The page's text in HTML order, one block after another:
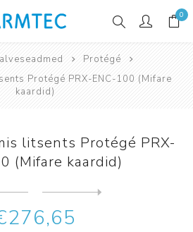
0
Protégé
Protégé PRX-ENC-100 (Mifare
kaardid)
litsents Protégé PRX-
(Mifare kaardid)